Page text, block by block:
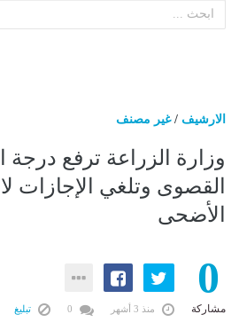
الارشيف /غير مصنف
وزارة الزراعة ترفع درجة
القصوى وتلغي الإجازات
الأضحى
0
مشاركة منذ 3 أشهر تبليغ